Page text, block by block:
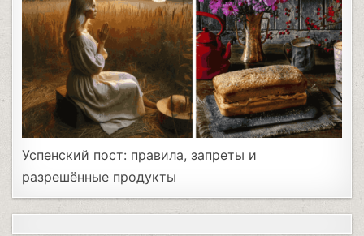
Успенский пост: правила, запреты и
разрешённые продукты